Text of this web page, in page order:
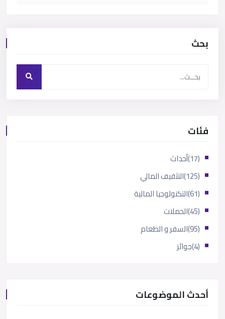
بحث
فئات
أحداث
(17)
التثقيف المالي
(125)
التكنولوجيا المالية
(61)
الحملات
(45)
السفر و الطعام
(95)
جوائز (4)
أحدث الموضوعات